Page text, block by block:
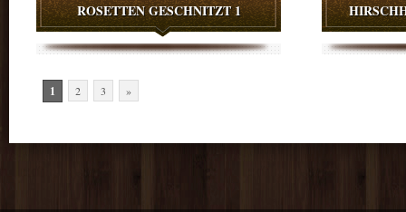
ROSETTEN GESCHNITZT 1
1 2 3 »